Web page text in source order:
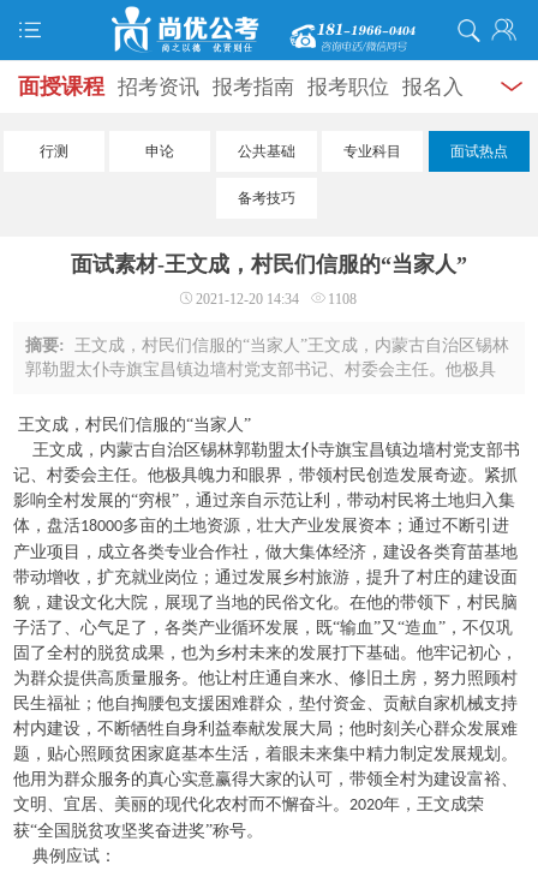
面授课程 招考资讯 报考指南 报考职位 报名入
打准考证 成绩查询 面试公告 录用公示 辅导
考试题库 模拟试题
行测 申论 公共基础 专业科目 面试热点
备考技巧
面试素材-王文成，村民们信服的“当家人”
2021-12-20 14:34 1108
摘要:
王文成，村民们信服的“当家人”王文成，内蒙古自治区锡林
郭勒盟太仆寺旗宝昌镇边墙村党支部书记、村委会主任。他极具
根”，通过亲自示范让利，带动村民将 ...
王文成，村民们信服的“当家人”
王文成，内蒙古自治区锡林郭勒盟太仆寺旗宝昌镇边墙村党支部书
记、村委会主任。他极具魄力和眼界，带领村民创造发展奇迹。紧抓
影响全村发展的“穷根”，通过亲自示范让利，带动村民将土地归入集
体，盘活18000多亩的土地资源，壮大产业发展资本；通过不断引进
产业项目，成立各类专业合作社，做大集体经济，建设各类育苗基地
带动增收，扩充就业岗位；通过发展乡村旅游，提升了村庄的建设面
貌，建设文化大院，展现了当地的民俗文化。在他的带领下，村民脑
子活了、心气足了，各类产业循环发展，既“输血”又“造血”，不仅巩
固了全村的脱贫成果，也为乡村未来的发展打下基础。他牢记初心，
为群众提供高质量服务。他让村庄通自来水、修旧土房，努力照顾村
民生福祉；他自掏腰包支援困难群众，垫付资金、贡献自家机械支持
村内建设，不断牺牲自身利益奉献发展大局；他时刻关心群众发展难
题，贴心照顾贫困家庭基本生活，着眼未来集中精力制定发展规划。
他用为群众服务的真心实意赢得大家的认可，带领全村为建设富裕、
文明、宜居、美丽的现代化农村而不懈奋斗。2020年，王文成荣
获“全国脱贫攻坚奖奋进奖”称号。
典例应试：